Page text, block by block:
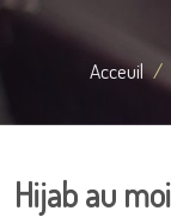
Acceuil
Hijab au